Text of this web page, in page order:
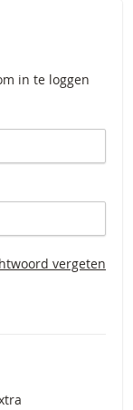
in te loggen
vergeten